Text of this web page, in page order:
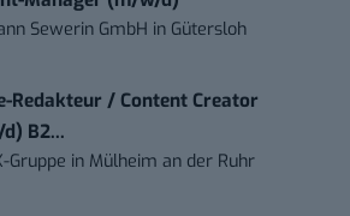
Sewerin GmbH in Gütersloh
Redakteur / Content Creator
B2...
Gruppe in Mülheim an der Ruhr